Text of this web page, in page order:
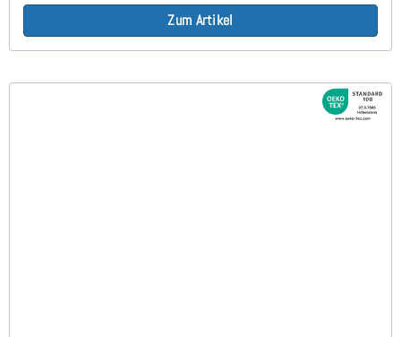
Zum Artikel